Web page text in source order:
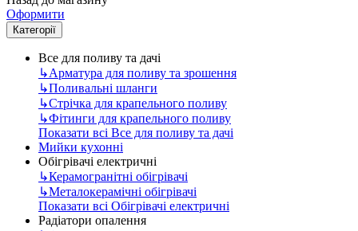
Оформити
Категорії
Все для поливу та дачі
↳Арматура для поливу та зрошення
↳Поливальні шланги
↳Стрічка для крапельного поливу
↳Фітинги для крапельного поливу
Показати всі Все для поливу та дачі
Мийки кухонні
Обігрівачі електричні
↳Керамогранітні обігрівачі
↳Металокерамічні обігрівачі
Показати всі Обігрівачі електричні
Радіатори опалення